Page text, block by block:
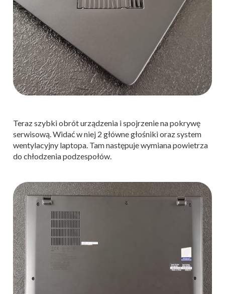
Teraz szybki obrót urządzenia i spojrzenie na pokrywę
serwisową. Widać w niej 2 główne głośniki oraz system
wentylacyjny laptopa. Tam następuje wymiana powietrza
do chłodzenia podzespołów.